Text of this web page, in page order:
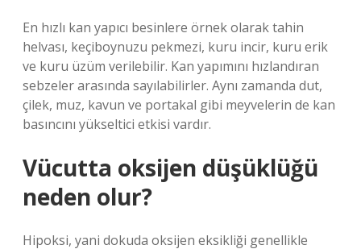
En hızlı kan yapıcı besinlere örnek olarak tahin
helvası, keçiboynuzu pekmezi, kuru incir, kuru erik
ve kuru üzüm verilebilir. Kan yapımını hızlandıran
sebzeler arasında sayılabilirler. Aynı zamanda dut,
çilek, muz, kavun ve portakal gibi meyvelerin de kan
basıncını yükseltici etkisi vardır.
Vücutta oksijen düşüklüğü
neden olur?
Hipoksi, yani dokuda oksijen eksikliği genellikle